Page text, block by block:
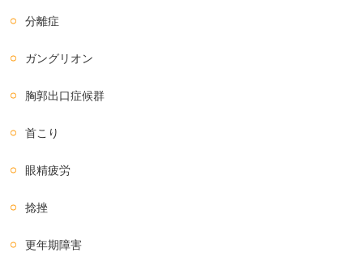
分離症
ガングリオン
胸郭出口症候群
首こり
眼精疲労
捻挫
更年期障害